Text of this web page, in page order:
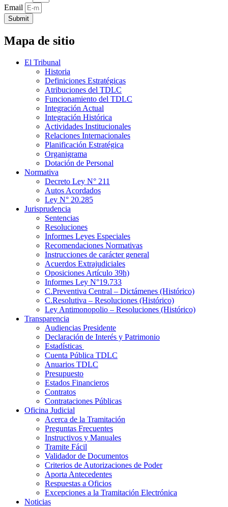
Email
Submit
Mapa de sitio
El Tribunal
Historia
Definiciones Estratégicas
Atribuciones del TDLC
Funcionamiento del TDLC
Integración Actual
Integración Histórica
Actividades Institucionales
Relaciones Internacionales
Planificación Estratégica
Organigrama
Dotación de Personal
Normativa
Decreto Ley N° 211
Autos Acordados
Ley N° 20.285
Jurisprudencia
Sentencias
Resoluciones
Informes Leyes Especiales
Recomendaciones Normativas
Instrucciones de carácter general
Acuerdos Extrajudiciales
Oposiciones Artículo 39h)
Informes Ley N°19.733
C.Preventiva Central – Dictámenes (Histórico)
C.Resolutiva – Resoluciones (Histórico)
Ley Antimonopolio – Resoluciones (Histórico)
Transparencia
Audiencias Presidente
Declaración de Interés y Patrimonio
Estadísticas
Cuenta Pública TDLC
Anuarios TDLC
Presupuesto
Estados Financieros
Contratos
Contrataciones Públicas
Oficina Judicial
Acerca de la Tramitación
Preguntas Frecuentes
Instructivos y Manuales
Tramite Fácil
Validador de Documentos
Criterios de Autorizaciones de Poder
Aporta Antecedentes
Respuestas a Oficios
Excepciones a la Tramitación Electrónica
Noticias